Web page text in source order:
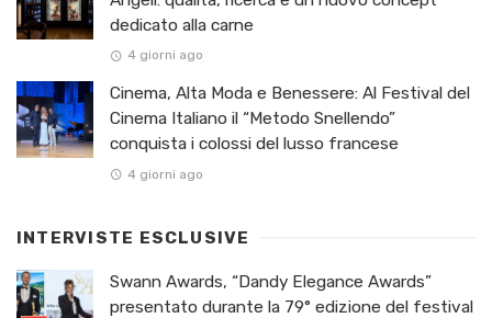
dedicato alla carne
4 giorni ago
Cinema, Alta Moda e Benessere: Al Festival del
Cinema Italiano il “Metodo Snellendo”
conquista i colossi del lusso francese
4 giorni ago
INTERVISTE ESCLUSIVE
Swann Awards, “Dandy Elegance Awards”
presentato durante la 79° edizione del festival